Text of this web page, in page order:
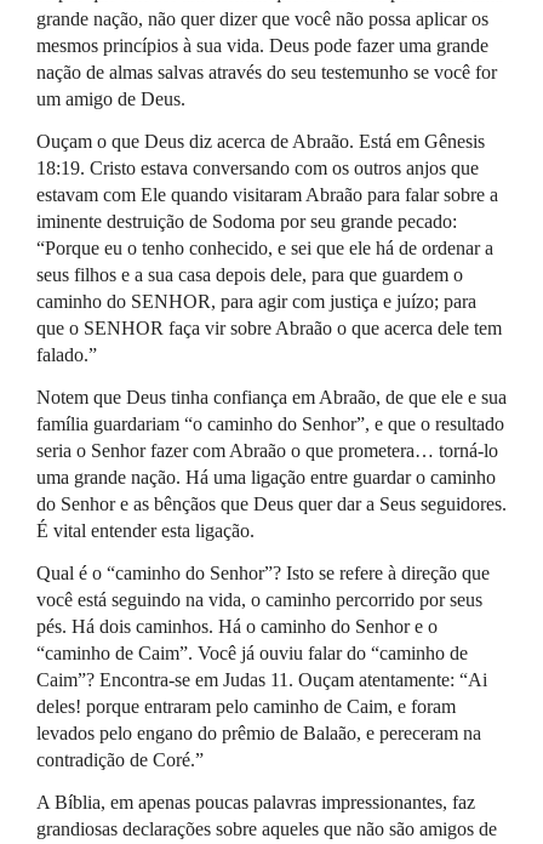
grande nação, não quer dizer que você não possa aplicar os
mesmos princípios à sua vida. Deus pode fazer uma grande
nação de almas salvas através do seu testemunho se você for
um amigo de Deus.
Ouçam o que Deus diz acerca de Abraão. Está em Gênesis
18:19. Cristo estava conversando com os outros anjos que
estavam com Ele quando visitaram Abraão para falar sobre a
iminente destruição de Sodoma por seu grande pecado:
“Porque eu o tenho conhecido, e sei que ele há de ordenar a
seus filhos e a sua casa depois dele, para que guardem o
caminho do SENHOR, para agir com justiça e juízo; para
que o SENHOR faça vir sobre Abraão o que acerca dele tem
falado.”
Notem que Deus tinha confiança em Abraão, de que ele e sua
família guardariam “o caminho do Senhor”, e que o resultado
seria o Senhor fazer com Abraão o que prometera… torná-lo
uma grande nação. Há uma ligação entre guardar o caminho
do Senhor e as bênçãos que Deus quer dar a Seus seguidores.
É vital entender esta ligação.
Qual é o “caminho do Senhor”? Isto se refere à direção que
você está seguindo na vida, o caminho percorrido por seus
pés. Há dois caminhos. Há o caminho do Senhor e o
“caminho de Caim”. Você já ouviu falar do “caminho de
Caim”? Encontra-se em Judas 11. Ouçam atentamente: “Ai
deles! porque entraram pelo caminho de Caim, e foram
levados pelo engano do prêmio de Balaão, e pereceram na
contradição de Coré.”
A Bíblia, em apenas poucas palavras impressionantes, faz
grandiosas declarações sobre aqueles que não são amigos de